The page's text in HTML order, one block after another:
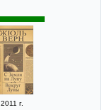
2011 г.